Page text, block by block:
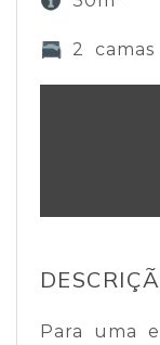
2
Para uma